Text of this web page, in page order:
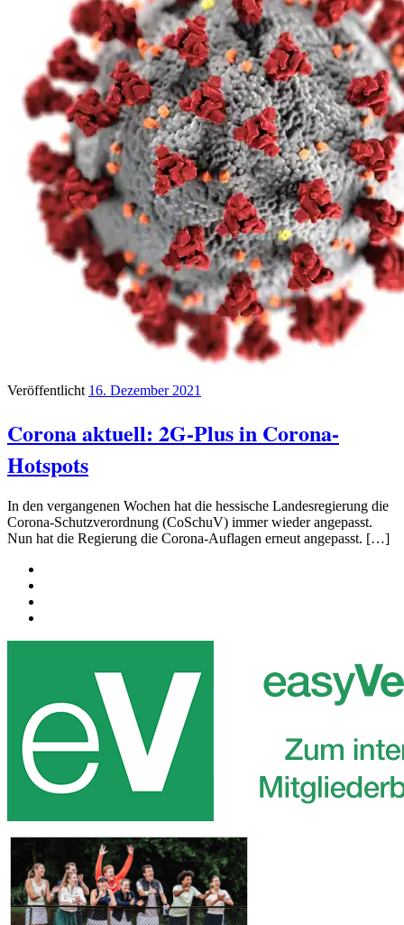
Veröffentlicht 16. Dezember 2021
Corona aktuell: 2G-Plus in Corona-
Hotspots
In den vergangenen Wochen hat die hessische Landesregierung die
Corona-Schutzverordnung (CoSchuV) immer wieder angepasst.
Nun hat die Regierung die Corona-Auflagen erneut angepasst. […]